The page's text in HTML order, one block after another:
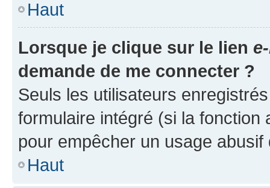
Haut
Lorsque je clique sur le lien
demande de me connecter ?
Seuls les utilisateurs
formulaire intégré (si la fonction
pour empêcher un usage
Haut